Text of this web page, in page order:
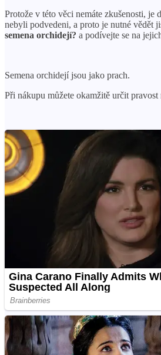
Protože v této věci nemáte zkušenosti, je
nebyli podvedeni, a proto je nutné vědět
semena orchidejí? a podívejte se na
Semena orchidejí jsou jako prach.
Při nákupu můžete okamžitě určit